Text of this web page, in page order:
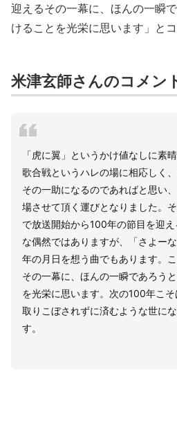
迎えるその一幕に、ほんの一瞬
けることを光栄に思います」と
米津玄師さんのコメン
「虎に翼」というかけ値なしに素
歌合戦というハレの場に相応しく
その一助になるのであればと思い
場させて頂く運びとなりました。
で放送開始から100年の節目を迎
な偶然ではありますが、「さよー
年の月日を想う曲でもあります。
その一幕に、ほんの一瞬であろう
を光栄に思います。次の100年こ
取りこぼされずに済むような世に
す。